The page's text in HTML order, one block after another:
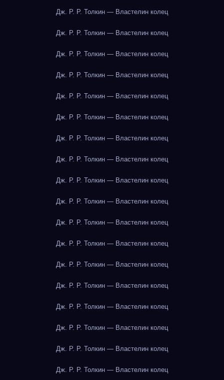
Дж. Р. Р. Толкин — Властелин колец
Дж. Р. Р. Толкин — Властелин колец
Дж. Р. Р. Толкин — Властелин колец
Дж. Р. Р. Толкин — Властелин колец
Дж. Р. Р. Толкин — Властелин колец
Дж. Р. Р. Толкин — Властелин колец
Дж. Р. Р. Толкин — Властелин колец
Дж. Р. Р. Толкин — Властелин колец
Дж. Р. Р. Толкин — Властелин колец
Дж. Р. Р. Толкин — Властелин колец
Дж. Р. Р. Толкин — Властелин колец
Дж. Р. Р. Толкин — Властелин колец
Дж. Р. Р. Толкин — Властелин колец
Дж. Р. Р. Толкин — Властелин колец
Дж. Р. Р. Толкин — Властелин колец
Дж. Р. Р. Толкин — Властелин колец
Дж. Р. Р. Толкин — Властелин колец
Дж. Р. Р. Толкин — Властелин колец